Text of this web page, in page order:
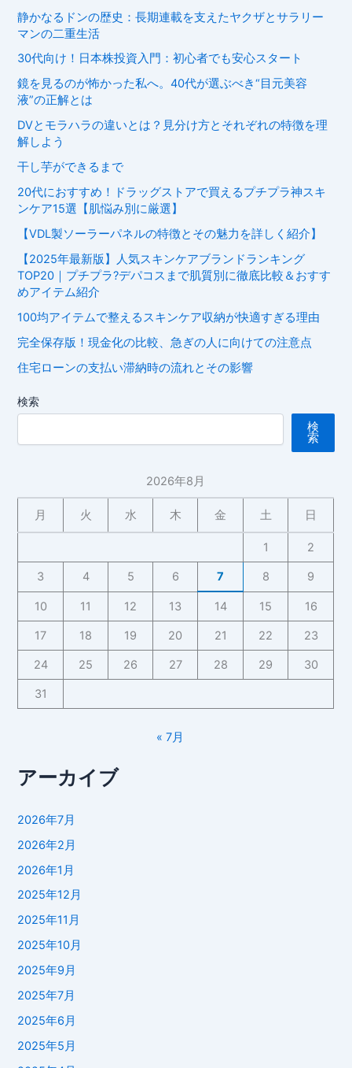
静かなるドンの歴史：長期連載を支えたヤクザとサラリー
マンの二重生活
30代向け！日本株投資入門：初心者でも安心スタート
鏡を見るのが怖かった私へ。40代が選ぶべき“目元美容
液”の正解とは
DVとモラハラの違いとは？見分け方とそれぞれの特徴を理
解しよう
干し芋ができるまで
20代におすすめ！ドラッグストアで買えるプチプラ神スキ
ンケア15選【肌悩み別に厳選】
【VDL製ソーラーパネルの特徴とその魅力を詳しく紹介】
【2025年最新版】人気スキンケアブランドランキング
TOP20｜プチプラ?デパコスまで肌質別に徹底比較＆おすす
めアイテム紹介
100均アイテムで整えるスキンケア収納が快適すぎる理由
完全保存版！現金化の比較、急ぎの人に向けての注意点
住宅ローンの支払い滞納時の流れとその影響
検索
検
索
2026年8月
月 火 水 木 金 土 日
1 2
3 4 5 6 7 8 9
10 11 12 13 14 15 16
17 18 19 20 21 22 23
24 25 26 27 28 29 30
31
« 7月
アーカイブ
2026年7月
2026年2月
2026年1月
2025年12月
2025年11月
2025年10月
2025年9月
2025年7月
2025年6月
2025年5月